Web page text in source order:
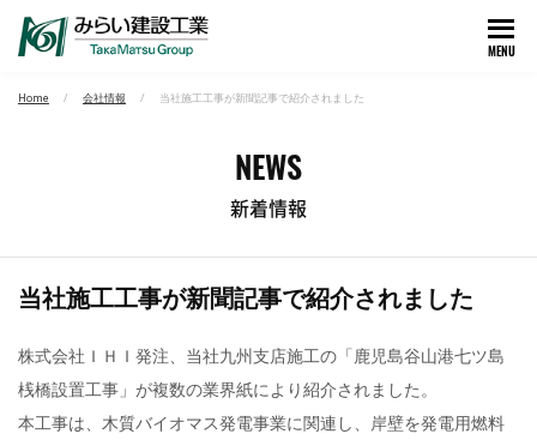
MENU
Home 会社情報 当社施工工事が新聞記事で紹介されました
NEWS
新着情報
当社施工工事が新聞記事で紹介されました
株式会社ＩＨＩ発注、当社九州支店施工の「鹿児島谷山港七ツ島
桟橋設置工事」が複数の業界紙により紹介されました。
本工事は、木質バイオマス発電事業に関連し、岸壁を発電用燃料